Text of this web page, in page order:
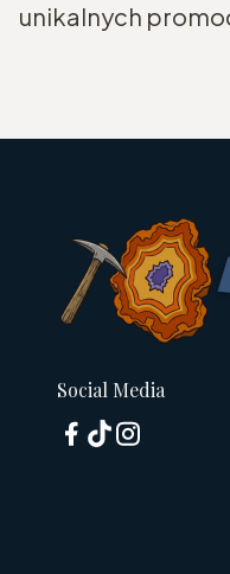
unikalnych
Social Media